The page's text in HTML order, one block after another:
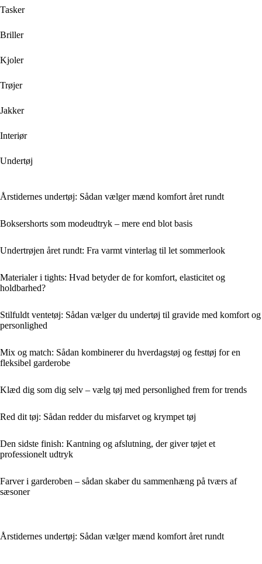
Tasker
Briller
Kjoler
Trøjer
Jakker
Interiør
Undertøj
Årstidernes undertøj: Sådan vælger mænd komfort året rundt
Boksershorts som modeudtryk – mere end blot basis
Undertrøjen året rundt: Fra varmt vinterlag til let sommerlook
Materialer i tights: Hvad betyder de for komfort, elasticitet og
holdbarhed?
Stilfuldt ventetøj: Sådan vælger du undertøj til gravide med komfort og
personlighed
Mix og match: Sådan kombinerer du hverdagstøj og festtøj for en
fleksibel garderobe
Klæd dig som dig selv – vælg tøj med personlighed frem for trends
Red dit tøj: Sådan redder du misfarvet og krympet tøj
Den sidste finish: Kantning og afslutning, der giver tøjet et
professionelt udtryk
Farver i garderoben – sådan skaber du sammenhæng på tværs af
sæsoner
Årstidernes undertøj: Sådan vælger mænd komfort året rundt